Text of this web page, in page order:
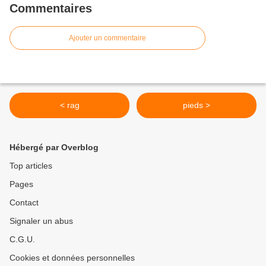
Commentaires
Ajouter un commentaire
< rag pieds >
Hébergé par Overblog
Top articles
Pages
Contact
Signaler un abus
C.G.U.
Cookies et données personnelles